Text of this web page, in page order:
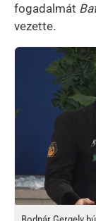
fogadalmát
vezette.
Kép